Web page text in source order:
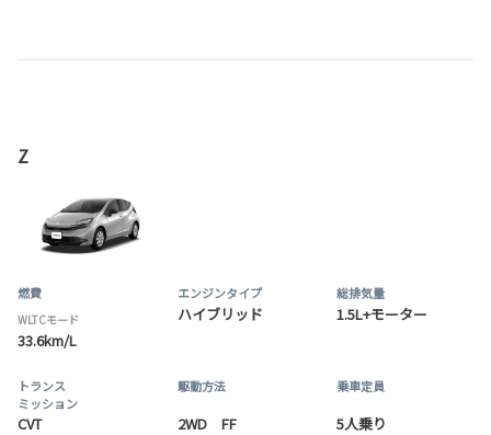
Z
燃費
WLTCモード
33.6km/L
エンジンタイプ
ハイブリッド
総排気量
1.5L+モーター
トランス
ミッション
CVT
駆動方法
2WD FF
乗車定員
5人乗り